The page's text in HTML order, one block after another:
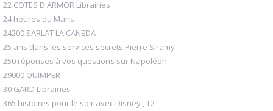
22 COTES D'ARMOR Librairies
24 heures du Mans
24200 SARLAT LA CANEDA
25 ans dans les services secrets Pierre Siramy
250 réponses à vos questions sur Napoléon
29000 QUIMPER
30 GARD Librairies
365 histoires pour le soir avec Disney , T2